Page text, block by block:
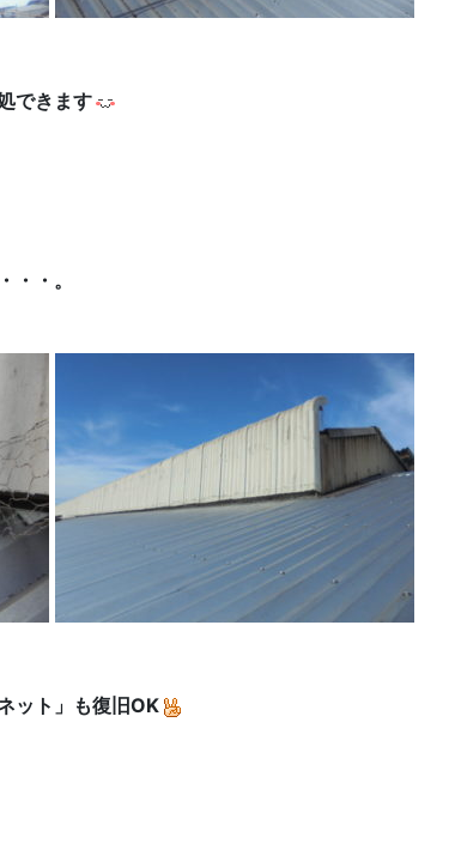
できます
・・。
ット」も復旧OK